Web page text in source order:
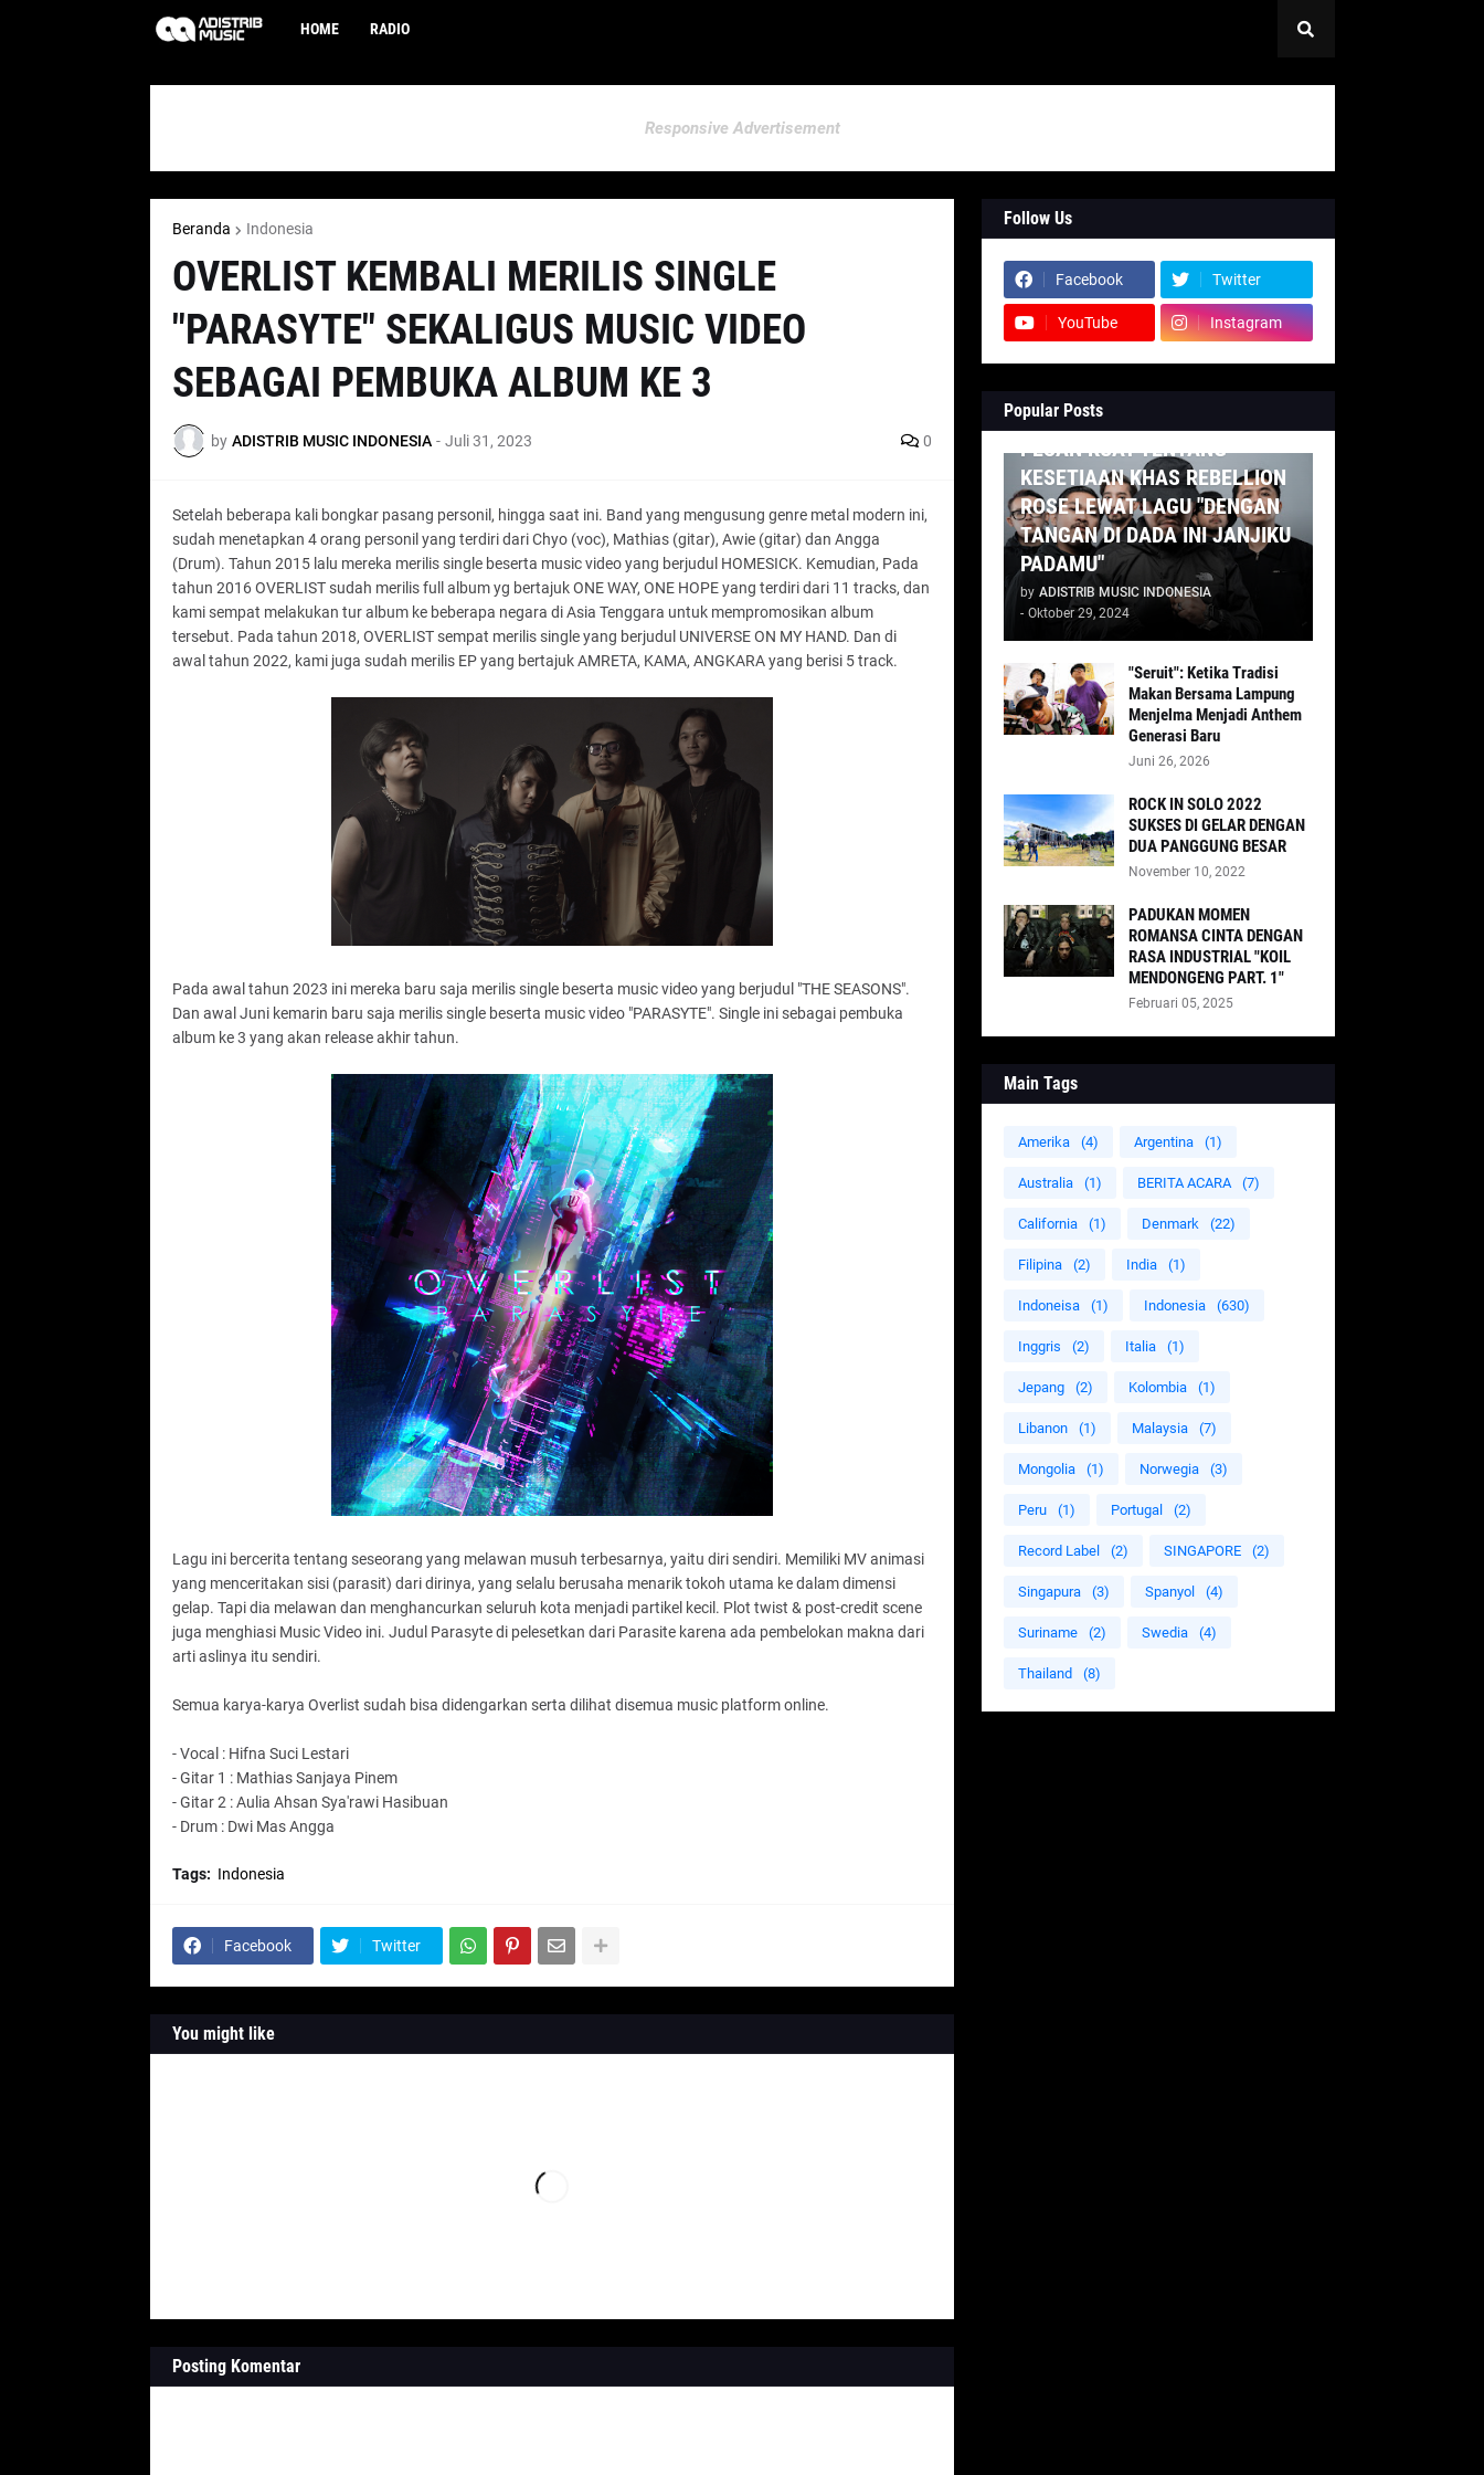
HOME RADIO
Responsive Advertisement
Beranda Indonesia
OVERLIST KEMBALI MERILIS SINGLE
"PARASYTE" SEKALIGUS MUSIC VIDEO
SEBAGAI PEMBUKA ALBUM KE 3
by ADISTRIB MUSIC INDONESIA - Juli 31, 2023 0
Setelah beberapa kali bongkar pasang personil, hingga saat ini. Band yang mengusung genre metal modern ini,
sudah menetapkan 4 orang personil yang terdiri dari Chyo (voc), Mathias (gitar), Awie (gitar) dan Angga
(Drum). Tahun 2015 lalu mereka merilis single beserta music video yang berjudul HOMESICK. Kemudian, Pada
tahun 2016 OVERLIST sudah merilis full album yg bertajuk ONE WAY, ONE HOPE yang terdiri dari 11 tracks, dan
kami sempat melakukan tur album ke beberapa negara di Asia Tenggara untuk mempromosikan album
tersebut. Pada tahun 2018, OVERLIST sempat merilis single yang berjudul UNIVERSE ON MY HAND. Dan di
awal tahun 2022, kami juga sudah merilis EP yang bertajuk AMRETA, KAMA, ANGKARA yang berisi 5 track.
Pada awal tahun 2023 ini mereka baru saja merilis single beserta music video yang berjudul "THE SEASONS".
Dan awal Juni kemarin baru saja merilis single beserta music video "PARASYTE". Single ini sebagai pembuka
album ke 3 yang akan release akhir tahun.
Lagu ini bercerita tentang seseorang yang melawan musuh terbesarnya, yaitu diri sendiri. Memiliki MV animasi
yang menceritakan sisi (parasit) dari dirinya, yang selalu berusaha menarik tokoh utama ke dalam dimensi
gelap. Tapi dia melawan dan menghancurkan seluruh kota menjadi partikel kecil. Plot twist & post-credit scene
juga menghiasi Music Video ini. Judul Parasyte di pelesetkan dari Parasite karena ada pembelokan makna dari
arti aslinya itu sendiri.
Semua karya-karya Overlist sudah bisa didengarkan serta dilihat disemua music platform online.
- Vocal : Hifna Suci Lestari
- Gitar 1 : Mathias Sanjaya Pinem
- Gitar 2 : Aulia Ahsan Sya'rawi Hasibuan
- Drum : Dwi Mas Angga
Tags: Indonesia
Facebook Twitter
You might like
Posting Komentar
Follow Us
Facebook Twitter
YouTube Instagram
Popular Posts
INDONESIA
PESAN KUAT TENTANG
KESETIAAN KHAS REBELLION
ROSE LEWAT LAGU "DENGAN
TANGAN DI DADA INI JANJIKU
PADAMU"
by ADISTRIB MUSIC INDONESIA
- Oktober 29, 2024
"Seruit": Ketika Tradisi
Makan Bersama Lampung
Menjelma Menjadi Anthem
Generasi Baru
Juni 26, 2026
ROCK IN SOLO 2022
SUKSES DI GELAR DENGAN
DUA PANGGUNG BESAR
November 10, 2022
PADUKAN MOMEN
ROMANSA CINTA DENGAN
RASA INDUSTRIAL "KOIL
MENDONGENG PART. 1"
Februari 05, 2025
Main Tags
Amerika (4) Argentina (1)
Australia (1) BERITA ACARA (7)
California (1) Denmark (22)
Filipina (2) India (1)
Indoneisa (1) Indonesia (630)
Inggris (2) Italia (1)
Jepang (2) Kolombia (1)
Libanon (1) Malaysia (7)
Mongolia (1) Norwegia (3)
Peru (1) Portugal (2)
Record Label (2) SINGAPORE (2)
Singapura (3) Spanyol (4)
Suriname (2) Swedia (4)
Thailand (8)